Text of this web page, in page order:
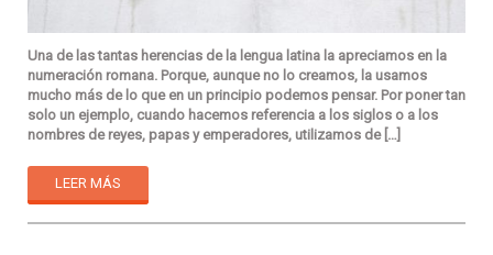
Una de las tantas herencias de la lengua latina la apreciamos en la
numeración romana. Porque, aunque no lo creamos, la usamos
mucho más de lo que en un principio podemos pensar. Por poner tan
solo un ejemplo, cuando hacemos referencia a los siglos o a los
nombres de reyes, papas y emperadores, utilizamos de […]
LEER MÁS